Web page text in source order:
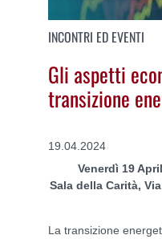
INCONTRI ED EVENTI
Gli aspetti
transizione
19.04.2024
Venerdì 19
Sala della Carità,
La transizione